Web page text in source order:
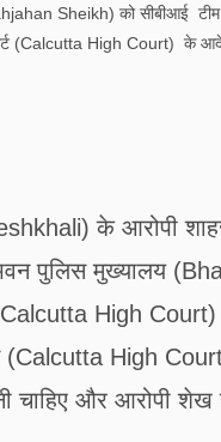
Sheikh) को सीबीआई
(Calcutta High Court) के
के आरोपी
पुलिस मुख्यालय
(Calcutta High
(Calcutta High
चाहिए और आरोपी